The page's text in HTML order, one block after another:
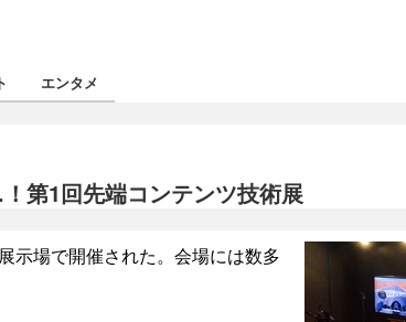
エンタメ
第1回先端コンテンツ技術展
示場で開催された。会場には数多